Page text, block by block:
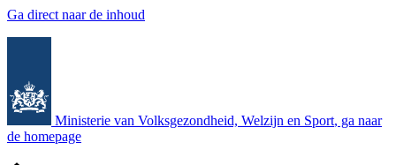
Ga direct naar de inhoud
Ministerie van Volksgezondheid, Welzijn en Sport, ga naar
de homepage